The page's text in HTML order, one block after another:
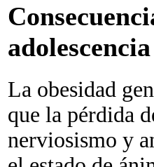
adolescencia
La obesidad
que la pérdida
nerviosismo y